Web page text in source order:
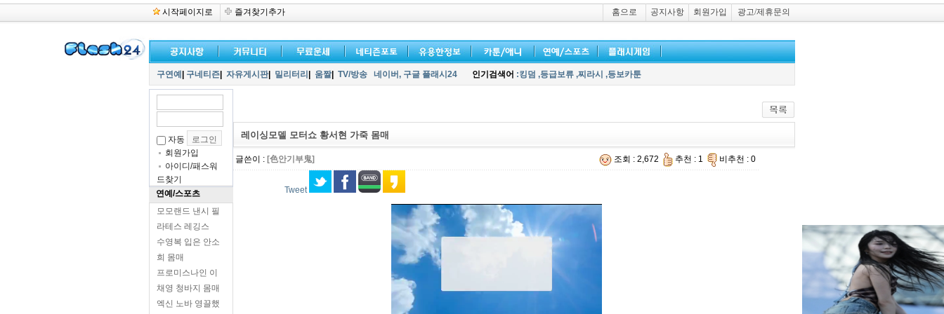
시작페이지로 즐겨찾기추가 홈으로 공지사항 회원가입 광고/제휴문의
구연예 구네티즌 자유게시판| 밀리터리 움짤| TV/방송 네이버, 구글 플래시24 인기검색어 :킹덤 ,등급보류 ,찌라시 ,등보카툰
자동
회원가입
아이디/패스워
드찾기
연예/스포츠
모모랜드 낸시 필
라테스 레깅스
수영복 입은 안소
희 몸매
프로미스나인 이
채영 청바지 몸매
엑신 노바 영끌했
레이싱모델 모터쇼 황서현 가죽 몸매
글쓴이 : [色안기부鬼] 조회 : 2,672 추천 : 1 비추천 : 0
Tweet